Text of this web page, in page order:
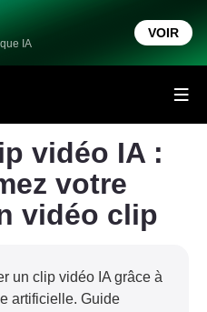
IA
VOIR
vidéo IA :
votre
vidéo clip
un clip vidéo IA grâce à
artificielle. Guide